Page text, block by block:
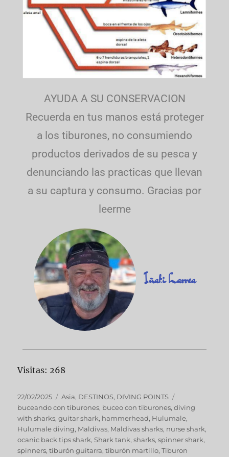
AYUDA A SU CONSERVACION
Recuerda en tus manos está proteger
a los tiburones, no consumiendo
productos derivados de su pesca y
denunciando las practicas que llevan
a su captura y consumo. Gracias por
leerme
Iñaki Larrea
Visitas: 268
22/02/2025 Asia, DESTINOS, DIVING POINTS
buceando con tiburones, buceo con tiburones,diving
with sharks,guitar shark, hammerhead, Hulumale,
Hulumale diving, Maldivas, Maldivas sharks, nurse shark,
ocanic back tips shark,Shark tank,sharks,spinner shark,
spinners,tiburón guitarra,tiburón martillo,Tiburon